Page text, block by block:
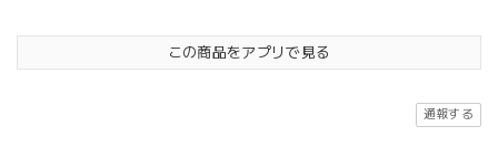
この商品をアプリで見る
通報する